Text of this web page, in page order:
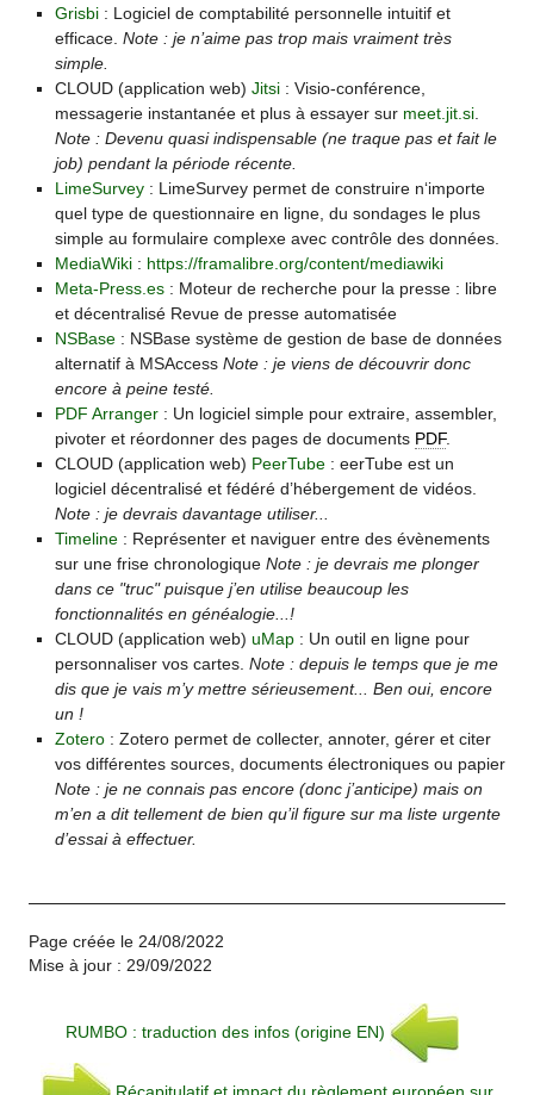
Grisbi: Logiciel de comptabilité personnelle intuitif et
efficace. Note : je n’aime pas trop mais vraiment très
simple.
CLOUD (application web) Jitsi: Visio-conférence,
messagerie instantanée et plus à essayer sur meet.jit.si.
Note : Devenu quasi indispensable (ne traque pas et fait le
job) pendant la période récente.
LimeSurvey: LimeSurvey permet de construire n‘importe
quel type de questionnaire en ligne, du sondages le plus
simple au formulaire complexe avec contrôle des données.
MediaWiki: https://framalibre.org/content/mediawiki
Meta-Press.es: Moteur de recherche pour la presse : libre
et décentralisé Revue de presse automatisée
NSBase: NSBase système de gestion de base de données
alternatif à MSAccess Note : je viens de découvrir donc
encore à peine testé.
PDF Arranger: Un logiciel simple pour extraire, assembler,
pivoter et réordonner des pages de documents PDF.
CLOUD (application web) PeerTube: eerTube est un
logiciel décentralisé et fédéré d’hébergement de vidéos.
Note : je devrais davantage utiliser...
Timeline: Représenter et naviguer entre des évènements
sur une frise chronologique Note : je devrais me plonger
dans ce "truc" puisque j’en utilise beaucoup les
fonctionnalités en généalogie...!
CLOUD (application web) uMap: Un outil en ligne pour
personnaliser vos cartes. Note : depuis le temps que je me
dis que je vais m’y mettre sérieusement... Ben oui, encore
un !
Zotero: Zotero permet de collecter, annoter, gérer et citer
vos différentes sources, documents électroniques ou papier
Note : je ne connais pas encore (donc j’anticipe) mais on
m’en a dit tellement de bien qu’il figure sur ma liste urgente
d’essai à effectuer.
Page créée le 24/08/2022
Mise à jour : 29/09/2022
RUMBO : traduction des infos (origine EN)